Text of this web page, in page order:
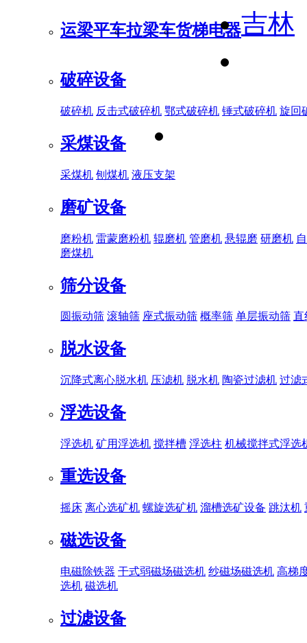
运梁平车拉梁车货梯电器
破碎设备
破碎机 反击式破碎机 鄂式破碎机 锤式破碎机 旋回
采煤设备
采煤机 刨煤机 液压支架
磨矿设备
磨粉机 雷蒙磨粉机 辊磨机 管磨机 悬辊磨 研磨机
磨煤机
筛分设备
圆振动筛 滚轴筛 座式振动筛 概率筛 单层振动筛 直
脱水设备
沉降式离心脱水机 压滤机 脱水机 陶瓷过滤机 过滤
浮选设备
浮选机 矿用浮选机 搅拌槽 浮选柱 机械搅拌式浮选
重选设备
摇床 离心选矿机 螺旋选矿机 溜槽选矿设备 跳汰机
磁选设备
电磁除铁器 干式弱磁场磁选机 纱磁场磁选机 高梯
选机 磁选机
过滤设备
吉林